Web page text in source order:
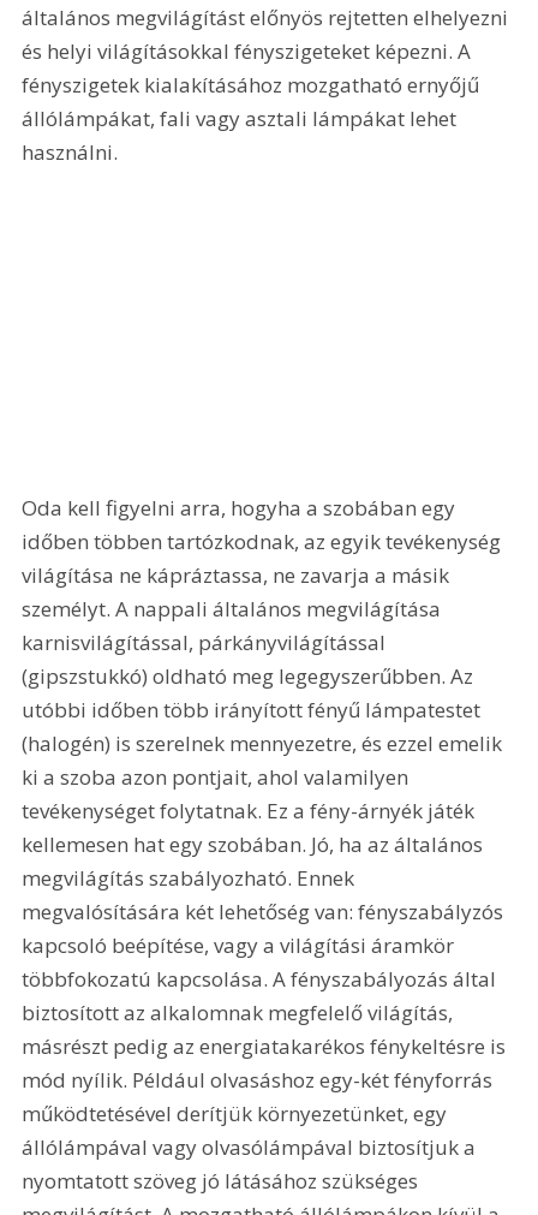
általános megvilágítást előnyös rejtetten elhelyezni
és helyi világításokkal fényszigeteket képezni. A
fényszigetek kialakításához mozgatható ernyőjű
állólámpákat, fali vagy asztali lámpákat lehet
használni.
Oda kell figyelni arra, hogyha a szobában egy
időben többen tartózkodnak, az egyik tevékenység
világítása ne kápráztassa, ne zavarja a másik
személyt. A nappali általános megvilágítása
karnisvilágítással, párkányvilágítással
(gipszstukkó) oldható meg legegyszerűbben. Az
utóbbi időben több irányított fényű lámpatestet
(halogén) is szerelnek mennyezetre, és ezzel emelik
ki a szoba azon pontjait, ahol valamilyen
tevékenységet folytatnak. Ez a fény-árnyék játék
kellemesen hat egy szobában. Jó, ha az általános
megvilágítás szabályozható. Ennek
megvalósítására két lehetőség van: fényszabályzós
kapcsoló beépítése, vagy a világítási áramkör
többfokozatú kapcsolása. A fényszabályozás által
biztosított az alkalomnak megfelelő világítás,
másrészt pedig az energiatakarékos fénykeltésre is
mód nyílik. Például olvasáshoz egy-két fényforrás
működtetésével derítjük környezetünket, egy
állólámpával vagy olvasólámpával biztosítjuk a
nyomtatott szöveg jó látásához szükséges